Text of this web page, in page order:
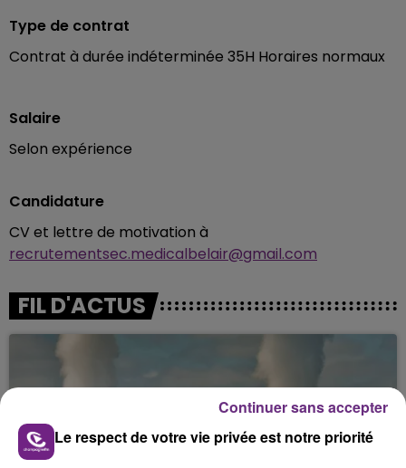
Type de contrat
Contrat à durée indéterminée 35H Horaires normaux
Salaire
Selon expérience
Candidature
CV et lettre de motivation à
recrutementsec.medicalbelair@gmail.com
FIL D'ACTUS
Le respect de votre vie privée est notre priorité
Continuer sans accepter